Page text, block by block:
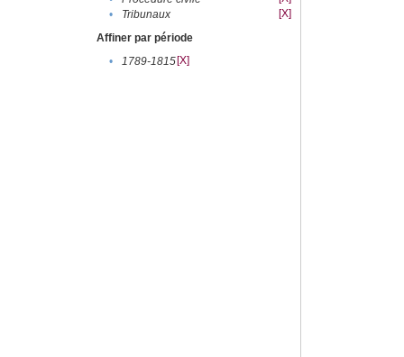
•
Tribunaux
[X]
Affiner par période
•
1789-1815[X]